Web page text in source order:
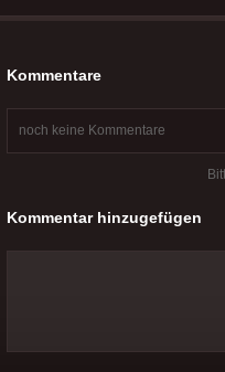
Kommentare
noch keine Kommentare
Kommentar hinzugefügen